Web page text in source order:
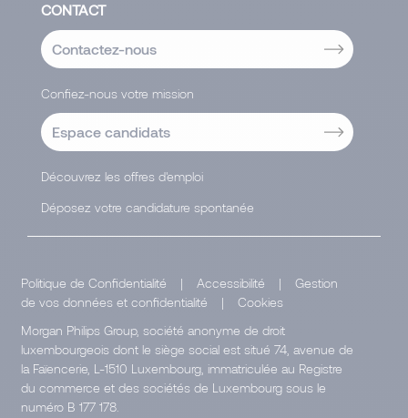
CONTACT
Contactez-nous
Confiez-nous votre mission
Espace candidats
Découvrez les offres d'emploi
Déposez votre candidature spontanée
Politique de Confidentialité | Accessibilité |
Gestion
de vos données et confidentialité
|
Cookies
Morgan Philips Group, société anonyme de droit
luxembourgeois dont le siège social est situé 74, avenue de
la Faïencerie, L-1510 Luxembourg, immatriculée au Registre
du commerce et des sociétés de Luxembourg sous le
numéro B 177 178.